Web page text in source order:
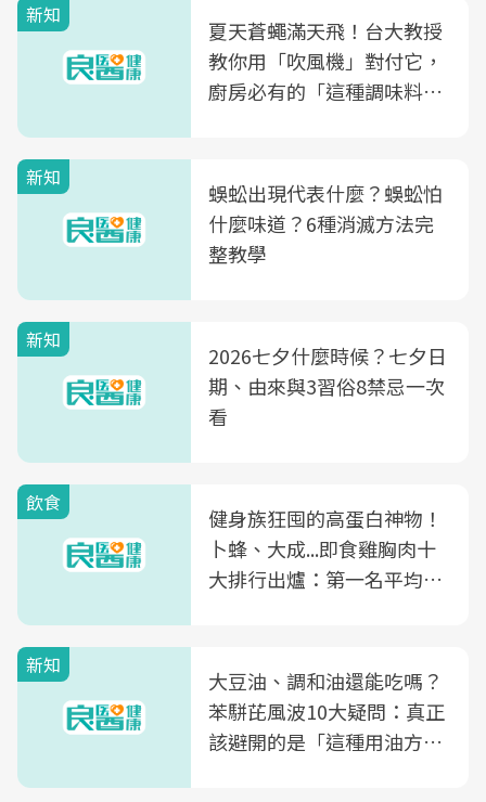
新知
夏天蒼蠅滿天飛！台大教授
教你用「吹風機」對付它，
廚房必有的「這種調味料」
新知
蜈蚣出現代表什麼？蜈蚣怕
什麼味道？6種消滅方法完
整教學
新知
2026七夕什麼時候？七夕日
期、由來與3習俗8禁忌一次
看
飲食
健身族狂囤的高蛋白神物！
卜蜂、大成...即食雞胸肉十
大排行出爐：第一名平均一
新知
大豆油、調和油還能吃嗎？
苯駢芘風波10大疑問：真正
該避開的是「這種用油方